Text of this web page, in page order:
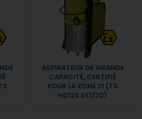
ASPIRATEUR DE GRANDE
CAPACITÉ, CERTIFIÉ
POUR LA ZONE 21 (TS
HD125 EX1/2D)